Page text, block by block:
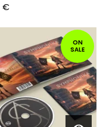
€
ON
SALE